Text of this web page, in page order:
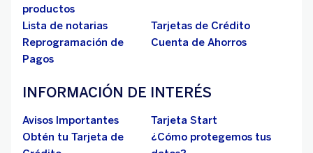
productos
Lista de notarias
Tarjetas de Crédito
Reprogramación de
Pagos
Cuenta de Ahorros
INFORMACIÓN DE INTERÉS
Avisos Importantes
Tarjeta Start
Obtén tu Tarjeta de
¿Cómo protegemos tus